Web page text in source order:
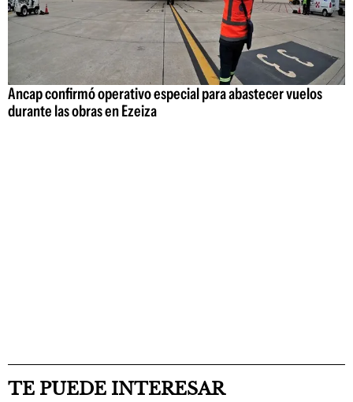
Ancap confirmó operativo especial para abastecer vuelos
durante las obras en Ezeiza
TE PUEDE INTERESAR